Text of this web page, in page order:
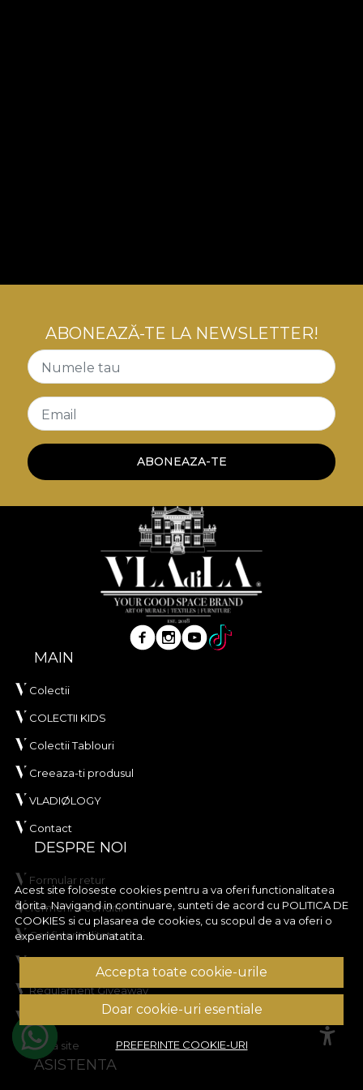
Acest site foloseste cookies pentru a va oferi functionalitatea
dorita. Navigand in continuare, sunteti de acord cu POLITICA DE
COOKIES si cu plasarea de cookies, cu scopul de a va oferi o
experienta imbunatatita.
Accepta toate cookie-urile
Doar cookie-uri esentiale
PREFERINTE COOKIE-URI
ABONEAZĂ-TE LA NEWSLETTER!
Numele tau
Email
ABONEAZA-TE
MAIN
Colectii
COLECTII KIDS
Colectii Tablouri
Creeaza-ti produsul
VLADIØLOGY
Contact
DESPRE NOI
Formular retur
Termeni si conditii
Confidentialitate
Regulament Giveaway
Politica de Cookies
Harta site
ASISTENTA